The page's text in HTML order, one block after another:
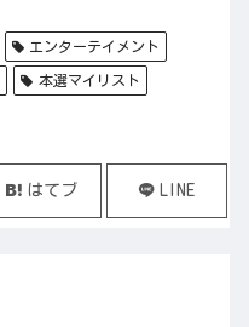
エンターテイメント
本選マイリスト
はてブ LINE